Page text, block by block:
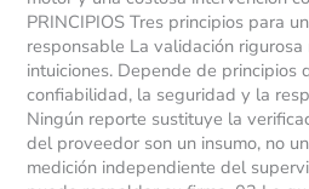
PRINCIPIOS Tres principios para
responsable La validación
intuiciones. Depende de principios
confiabilidad, la seguridad y la
Ningún reporte sustituye la
del proveedor son un insumo, no
medición independiente del